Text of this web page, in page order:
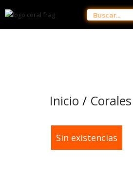
Inicio / Corales
¡Oferta!
Sin existencias